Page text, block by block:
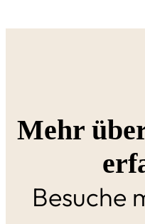
Mehr
Besuche